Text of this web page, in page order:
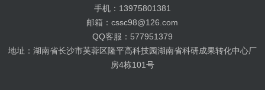
手机：13975801381
邮箱：cssc98@126.com
QQ客服：577951379
地址：湖南省长沙市芙蓉区隆平高科技园湖南省科研成果转化中心厂
房4栋101号